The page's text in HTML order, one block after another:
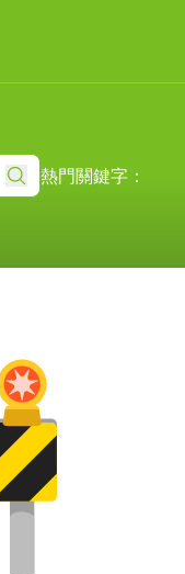
熱門關鍵字：